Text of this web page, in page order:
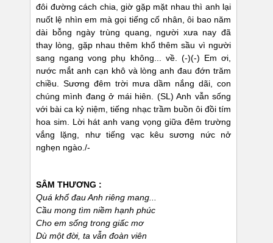
đôi đường cách chia, giờ gặp mặt nhau thì anh lại
nuốt lệ nhìn em mà gọi tiếng cố nhân, ôi bao năm
dài bỗng ngày trùng quang, người xưa nay đã
thay lòng, gặp nhau thêm khổ thêm sầu vì người
sang ngang vong phụ không... về. (-)(-) Em ơi,
nước mắt anh cạn khô và lòng anh đau đớn trăm
chiều. Sương đêm trời mưa dầm nắng dãi, con
chúng mình đang ở mái hiên. (SL) Anh vẫn sống
với bài ca kỷ niệm, tiếng nhạc trầm buồn ôi đồi tím
hoa sim. Lời hát anh vang vọng giữa đêm trường
vắng lặng, như tiếng vạc kêu sương nức nở
nghẹn ngào./-
SÂM THƯƠNG :
Quá khổ đau Anh riêng mang...
Cầu mong tìm niềm hạnh phúc
Cho em sống trong giấc mơ
Dù một đời, ta vẫn đoàn viên